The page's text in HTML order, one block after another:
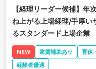
【経理リーダー候補】年
ね上がる上場経理/手厚
るスタンダード上場企業
NEW 家賃補助あり 育休
経験者優遇